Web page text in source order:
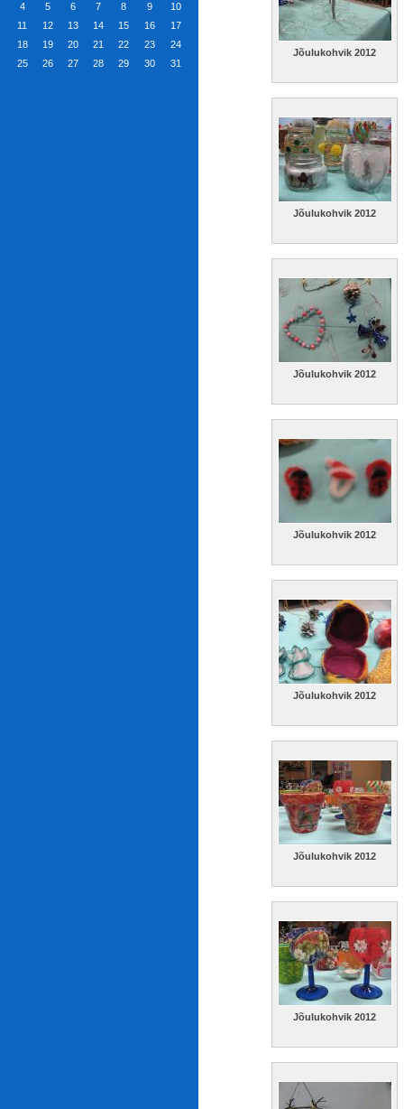
4
5 6 7 8 9
10
11
12 13 14 15 16
17
18
19 20 21 22 23
24
25
26 27 28 29 30 31
Jõulukohvik 2012
Jõulukohvik 2012
Jõulukohvik 2012
Jõulukohvik 2012
Jõulukohvik 2012
Jõulukohvik 2012
Jõulukohvik 2012